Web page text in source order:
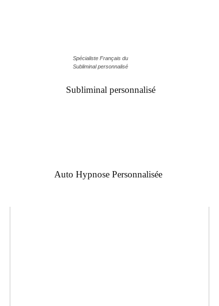
Spécialiste Français du
Subliminal personnalisé
Subliminal personnalisé
Auto Hypnose Personnalisée